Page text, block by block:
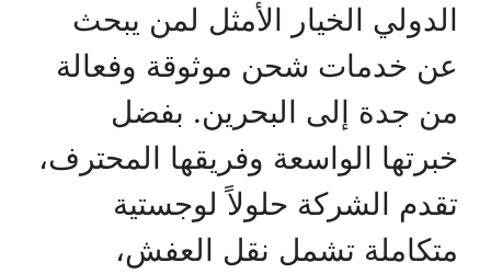
الدولي الخيار الأمثل لمن يبحث
عن خدمات شحن موثوقة وفعالة
من جدة إلى البحرين. بفضل
خبرتها الواسعة وفريقها المحترف،
تقدم الشركة حلولاً لوجستية
متكاملة تشمل نقل العفش،